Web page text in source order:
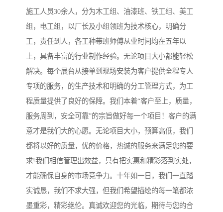
施工人员30余人，分为木工组、油漆班、铁工组、美工
组，电工组，以厂长及小组领班为技术核心，明确分
工，责任到人，各工种带班师傅从业时间均在五年以
上，具备丰富的行业制作经验。无论项目大小都能轻松
解决。每个展台从接单到现场安装为客户提供全程专人
专项的服务，的生产技术和明确的分工管理方式，为工
程质量提供了良好的保障。我们本着“客户至上，质量，
服务周到，安全可靠”的宗旨做好每一个项目！客户的满
意才是我们大的心愿。无论项目大小，预算高低，我们
都将以好的质量，优的价格，热诚的服务来满足您的要
求!我们相信管理出效益，只有把实惠和精彩落到实处，
才能确保自身的市场竞争力。十年如一日，我们一直踏
实诚恳，我们不求大强，但我们希望描绘的每一笔都浓
墨重彩，精彩绝伦。真诚欢迎您的光临，期待与您的合